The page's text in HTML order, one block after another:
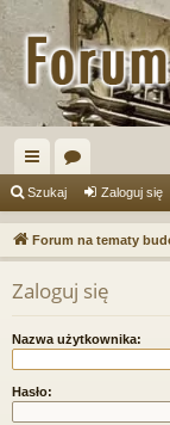
ię
ce
j
…
or
a
Szukaj Zaloguj się
Forum na tematy
Zaloguj się
Nazwa użytkownika:
Hasło: